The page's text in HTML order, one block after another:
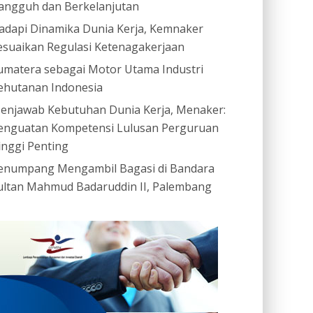
dan Berkelanjutan
Dinamika Dunia Kerja, Kemnaker
Regulasi Ketenagakerjaan
sebagai Motor Utama Industri
Indonesia
Kebutuhan Dunia Kerja, Menaker:
Kompetensi Lulusan Perguruan
Penting
Mengambil Bagasi di Bandara
Mahmud Badaruddin II, Palembang